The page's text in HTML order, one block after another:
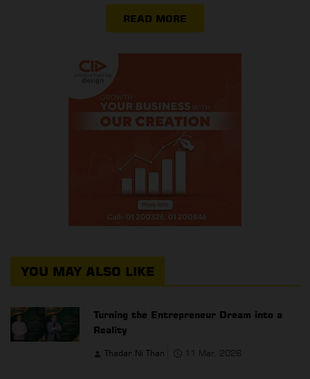
READ MORE
YOU MAY ALSO LIKE
Turning the Entrepreneur Dream into a
Reality
Thadar Ni Than 11 Mar, 2026